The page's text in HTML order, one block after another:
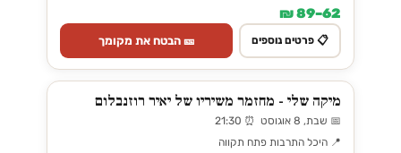
62–89 ₪
📋 פרטים נוספים 🎫 הבטח את מקומך
מיקה שלי - מחזמר משיריו של יאיר רוזנבלום
📅 שבת, 8 אוגוסט ⏰ 21:30
📍 היכל התרבות פתח תקווה